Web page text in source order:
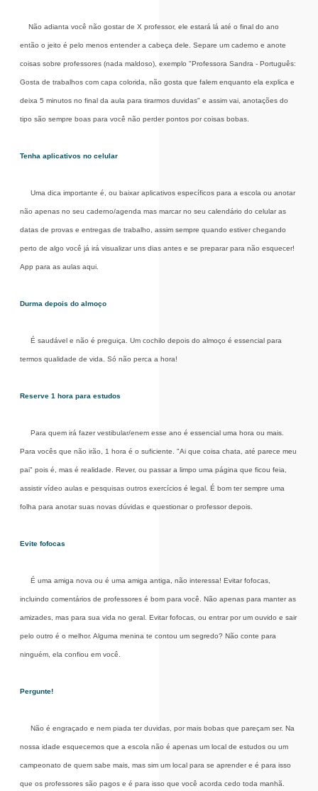
Não adianta você não gostar de X professor, ele estará lá até o final do ano
então o jeito é pelo menos entender a cabeça dele. Separe um caderno e anote
coisas sobre professores (nada maldoso), exemplo "Professora Sandra - Português:
Gosta de trabalhos com capa colorida, não gosta que falem enquanto ela explica e
deixa 5 minutos no final da aula para tirarmos duvidas" e assim vai, anotações do
tipo são sempre boas para você não perder pontos por coisas bobas.
Tenha aplicativos no celular
Uma dica importante é, ou baixar aplicativos específicos para a escola ou anotar
não apenas no seu caderno/agenda mas marcar no seu calendário do celular as
datas de provas e entregas de trabalho, assim sempre quando estiver chegando
perto de algo você já irá visualizar uns dias antes e se preparar para não esquecer!
App para as aulas aqui.
Durma depois do almoço
É saudável e não é preguiça. Um cochilo depois do almoço é essencial para
termos qualidade de vida. Só não perca a hora!
Reserve 1 hora para estudos
Para quem irá fazer vestibular/enem esse ano é essencial uma hora ou mais.
Para vocês que não irão, 1 hora é o suficiente. "Ai que coisa chata, até parece meu
pai" pois é, mas é realidade. Rever, ou passar a limpo uma página que ficou feia,
assistir vídeo aulas e pesquisas outros exercícios é legal. É bom ter sempre uma
folha para anotar suas novas dúvidas e questionar o professor depois.
Evite fofocas
É uma amiga nova ou é uma amiga antiga, não interessa! Evitar fofocas,
incluindo comentários de professores é bom para você. Não apenas para manter as
amizades, mas para sua vida no geral. Evitar fofocas, ou entrar por um ouvido e sair
pelo outro é o melhor. Alguma menina te contou um segredo? Não conte para
ninguém, ela confiou em você.
Pergunte!
Não é engraçado e nem piada ter duvidas, por mais bobas que pareçam ser. Na
nossa idade esquecemos que a escola não é apenas um local de estudos ou um
campeonato de quem sabe mais, mas sim um local para se aprender e é para isso
que os professores são pagos e é para isso que você acorda cedo toda manhã.